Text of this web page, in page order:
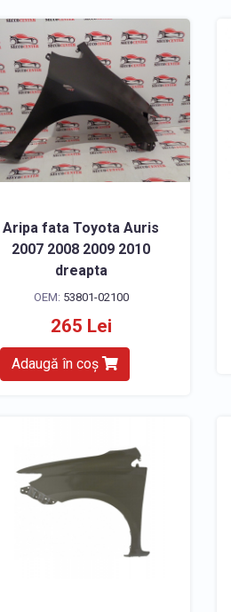
Aripa fata Toyota Auris
2007 2008 2009 2010
dreapta
OEM: 53801-02100
265 Lei
Adaugă în coș